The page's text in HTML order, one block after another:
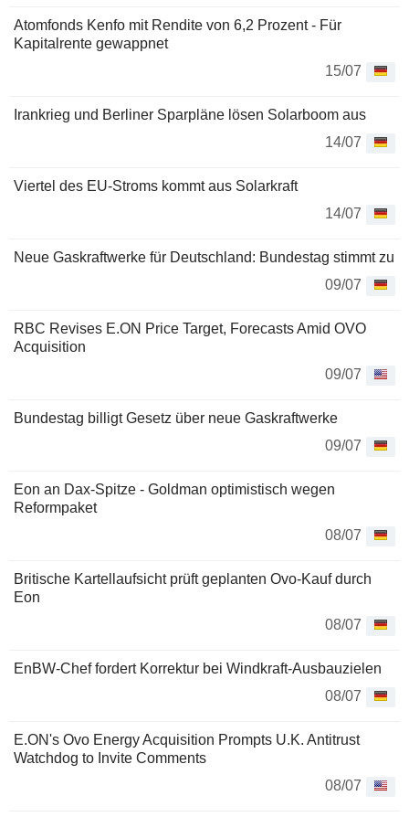
Atomfonds Kenfo mit Rendite von 6,2 Prozent - Für
Kapitalrente gewappnet
15/07
Irankrieg und Berliner Sparpläne lösen Solarboom aus
14/07
Viertel des EU-Stroms kommt aus Solarkraft
14/07
Neue Gaskraftwerke für Deutschland: Bundestag stimmt zu
09/07
RBC Revises E.ON Price Target, Forecasts Amid OVO
Acquisition
09/07
Bundestag billigt Gesetz über neue Gaskraftwerke
09/07
Eon an Dax-Spitze - Goldman optimistisch wegen
Reformpaket
08/07
Britische Kartellaufsicht prüft geplanten Ovo-Kauf durch
Eon
08/07
EnBW-Chef fordert Korrektur bei Windkraft-Ausbauzielen
08/07
E.ON's Ovo Energy Acquisition Prompts U.K. Antitrust
Watchdog to Invite Comments
08/07